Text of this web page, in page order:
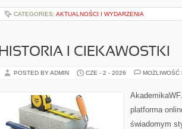
CATEGORIES: AKTUALNOŚCI I WYDARZENIA
HISTORIA I CIEKAWOSTKI
POSTED BY ADMIN CZE - 2 - 2026 MOŻLIWOŚĆ
platforma
świadomym